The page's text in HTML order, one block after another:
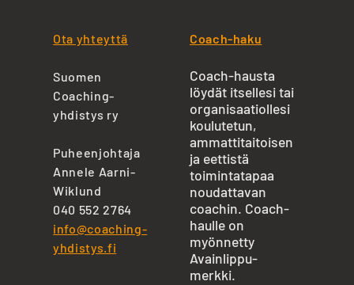
Ota yhteyttä
Suomen
Coaching-
yhdistys ry
Puheenjohtaja
Annele Aarni-
Wiklund
040 552 2764
info@coaching-
yhdistys.fi
Coach-haku
Coach-hausta
löydät itsellesi tai
organisaatiollesi
koulutetun,
ammattitaitoisen
ja eettistä
toimintatapaa
noudattavan
coachin. Coach-
haulle on
myönnetty
Avainlippu-
merkki.